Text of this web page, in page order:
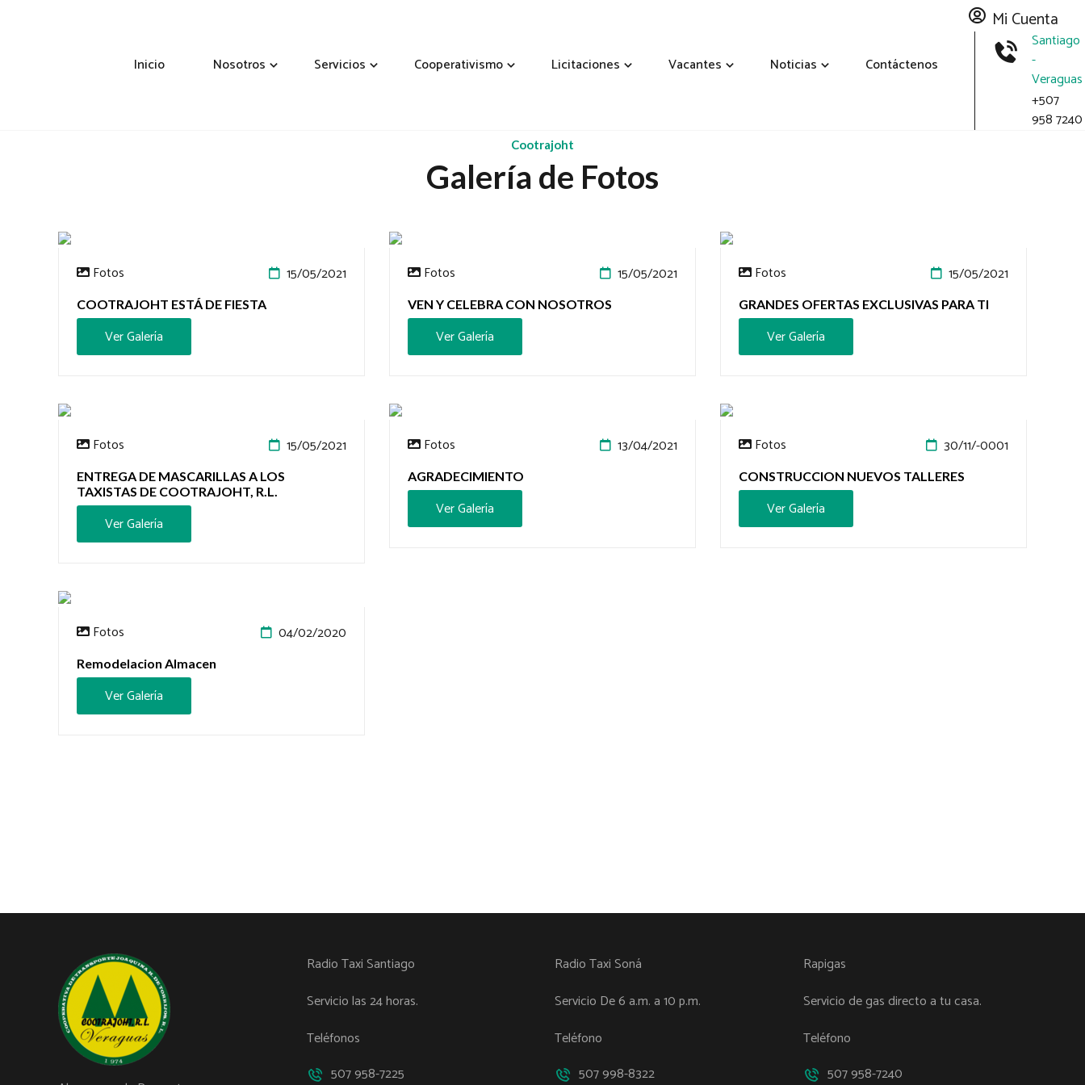
Inicio Nosotros Servicios Cooperativismo Licitaciones Vacantes Noticias Contáctenos
Mi Cuenta
Santiago
-
Veraguas
+507
958 7240
Cootrajoht
Galería de Fotos
Fotos 15/05/2021
COOTRAJOHT ESTÁ DE FIESTA
Ver Galería
Fotos 15/05/2021
VEN Y CELEBRA CON NOSOTROS
Ver Galería
Fotos 15/05/2021
GRANDES OFERTAS EXCLUSIVAS PARA TI
Ver Galería
Fotos 15/05/2021
ENTREGA DE MASCARILLAS A LOS
TAXISTAS DE COOTRAJOHT, R.L.
Ver Galería
Fotos 13/04/2021
AGRADECIMIENTO
Ver Galería
Fotos 30/11/-0001
CONSTRUCCION NUEVOS TALLERES
Ver Galería
Fotos 04/02/2020
Remodelacion Almacen
Ver Galería
Radio Taxi Santiago
Servicio las 24 horas.
Teléfonos
507 958-7225
Radio Taxi Soná
Servicio De 6 a.m. a 10 p.m.
Teléfono
507 998-8322
Rapigas
Servicio de gas directo a tu casa.
Teléfono
507 958-7240